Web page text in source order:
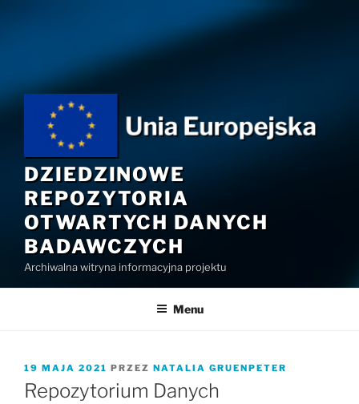
DZIEDZINOWE
REPOZYTORIA
OTWARTYCH DANYCH
BADAWCZYCH
Archiwalna witryna informacyjna projektu
Menu
OPUBLIKOWANE
W
19 MAJA 2021 PRZEZ NATALIA GRUENPETER
Repozytorium Danych